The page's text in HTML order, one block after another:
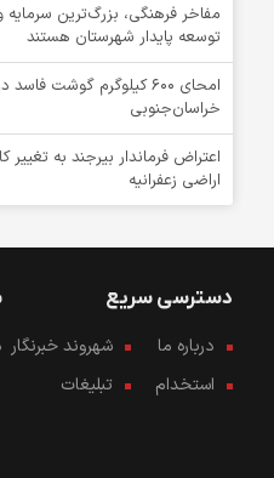
مفاخر فرهنگی، بزرگ‌ترین
توسعه پایدار شهرستان هستند
امحای ۶۰۰ کیلوگرم گوشت
خراسان‌جنوبی
اعتراض فرماندار بیرجند به تغییر
اراضی زعفرانیه
دسترسی سریع
درباره ما
شهروند خبرنگار
استخدام
تبلیغات